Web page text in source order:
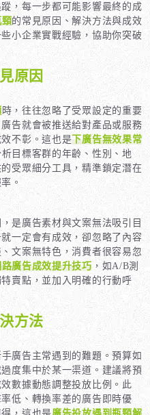
，每一步都可能影響最終的成
的常見原因、解決方法與成效
小企業實戰經驗，協助你突破
原因
時，往往忽略了受眾設定的重要
告就會被推送給對產品或服務
不彰。這也是下廣告無效果常
目標客群的年齡、性別、地
受眾細分工具，精準鎖定潛在
。
是廣告素材與文案無法吸引目
一定會有成效，卻忽略了內容
文案無特色，消費者很容易忽
路廣告成效提升技巧，如A/B測
賣點，並加入明確的行動呼
方法
廣告主常遇到的難題。預算如
度集中於某一渠道。建議將預
數據動態調整投放比例。此
低、轉換率差的廣告即時優